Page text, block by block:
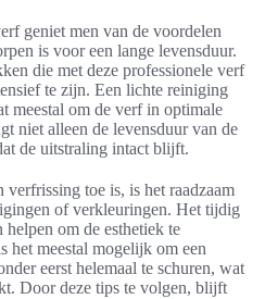
geniet men van de voordelen
is voor een lange levensduur.
die met deze professionele verf
te zijn. Een lichte reiniging
meestal om de verf in optimale
niet alleen de levensduur van de
de uitstraling intact blijft.
toe is, is het raadzaam
of verkleuringen. Het tijdig
om de esthetiek te
meestal mogelijk om een
eerst helemaal te schuren, wat
Door deze tips te volgen, blijft